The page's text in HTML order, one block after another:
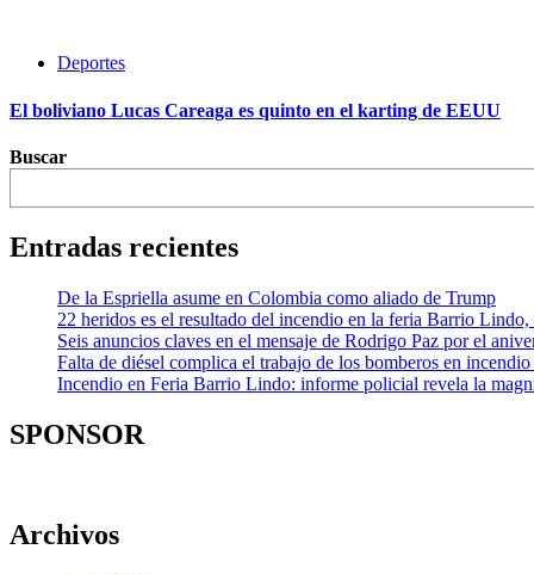
Deportes
El boliviano Lucas Careaga es quinto en el karting de EEUU
Buscar
Entradas recientes
De la Espriella asume en Colombia como aliado de Trump
22 heridos es el resultado del incendio en la feria Barrio
Seis anuncios claves en el mensaje de Rodrigo Paz por el
Falta de diésel complica el trabajo de los bomberos en
Incendio en Feria Barrio Lindo: informe policial revela la
SPONSOR
Archivos